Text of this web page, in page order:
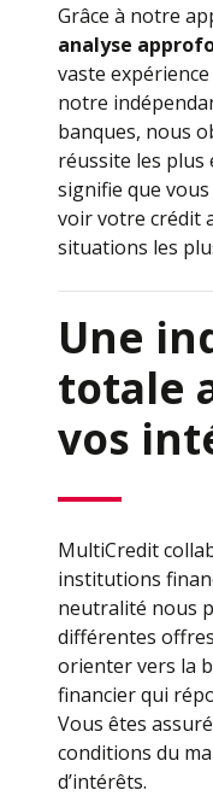
Grâce à notre
analyse
vaste
notre
banques, nous
réussite les plus
signifie que vous
voir votre crédit
situations les
Une
totale
vos
MultiCredit
institutions
neutralité nous
différentes
orienter vers la
financier qui
Vous êtes
conditions du
d’intérêts.